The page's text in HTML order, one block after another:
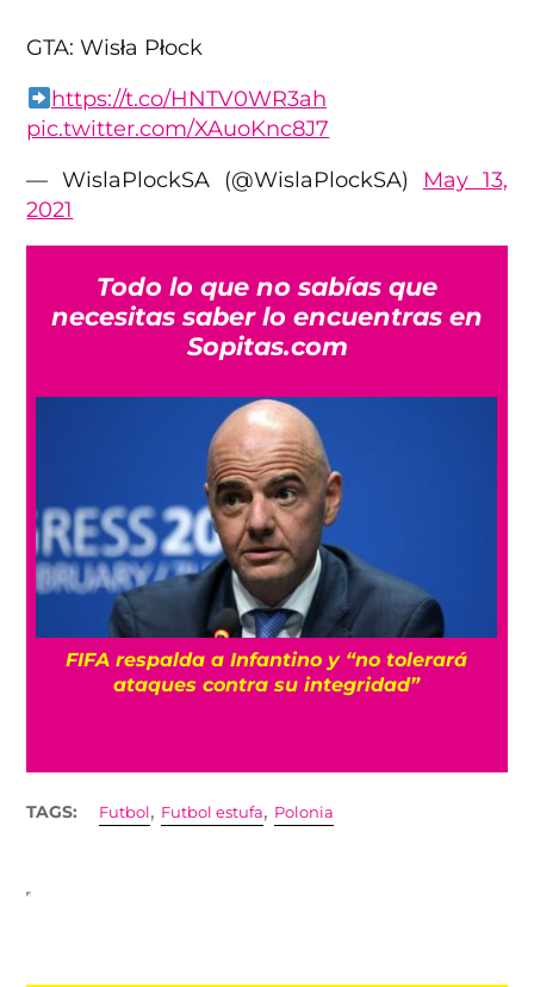
GTA: Wisła Płock
https://t.co/HNTV0WR3ah
pic.twitter.com/XAuoKnc8J7
— WislaPlockSA (@WislaPlockSA)
May 13,
2021
Todo lo que no sabías que
necesitas saber lo encuentras en
Sopitas.com
FIFA respalda a Infantino y “no tolerará
ataques contra su integridad”
TAGS: Futbol, Futbol estufa, Polonia